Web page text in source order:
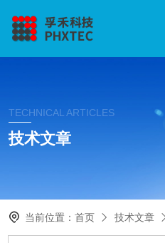
TECHNICAL ARTICLES
技术文章
当前位置：首页 技术文章